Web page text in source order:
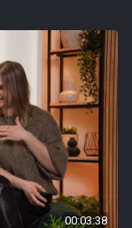
00:03:38